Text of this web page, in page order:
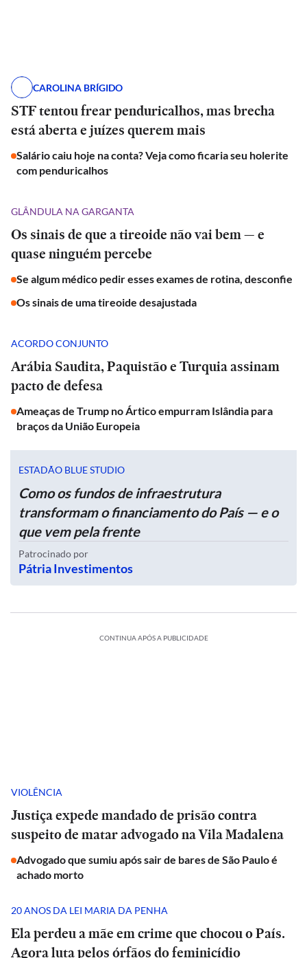
CAROLINA BRÍGIDO
STF tentou frear penduricalhos, mas brecha
está aberta e juízes querem mais
Salário caiu hoje na conta? Veja como ficaria seu holerite
com penduricalhos
GLÂNDULA NA GARGANTA
Os sinais de que a tireoide não vai bem — e
quase ninguém percebe
Se algum médico pedir esses exames de rotina, desconfie
Os sinais de uma tireoide desajustada
ACORDO CONJUNTO
Arábia Saudita, Paquistão e Turquia assinam
pacto de defesa
Ameaças de Trump no Ártico empurram Islândia para
braços da União Europeia
ESTADÃO BLUE STUDIO
Como os fundos de infraestrutura
transformam o financiamento do País — e o
que vem pela frente
Patrocinado por
Pátria Investimentos
CONTINUA APÓS A PUBLICIDADE
VIOLÊNCIA
Justiça expede mandado de prisão contra
suspeito de matar advogado na Vila Madalena
Advogado que sumiu após sair de bares de São Paulo é
achado morto
20 ANOS DA LEI MARIA DA PENHA
Ela perdeu a mãe em crime que chocou o País.
Agora luta pelos órfãos do feminicídio